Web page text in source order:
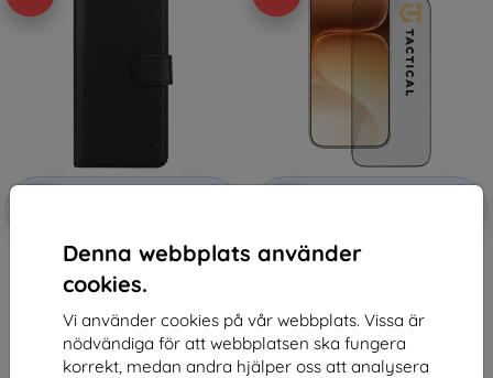
Denna webbplats använder
cookies.
Vi använder cookies på vår webbplats. Vissa är
nödvändiga för att webbplatsen ska fungera
korrekt, medan andra hjälper oss att analysera
Rabatt
Tactical Field Notes for Honor
600 Black (57983130541)
159 kr
143 kr
I lager > 5 st
Rabatt
Tactical Glass Shield 5D for
143 kr
I lager > 5 st